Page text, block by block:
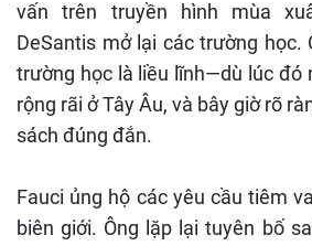
vấn trên truyền hình mùa
DeSantis mở lại các trường học.
trường học là liều lĩnh—dù lúc đó
rộng rãi ở Tây Âu, và bây giờ rõ
sách đúng đắn.
Fauci ủng hộ các yêu cầu tiêm
biên giới. Ông lặp lại tuyên bố